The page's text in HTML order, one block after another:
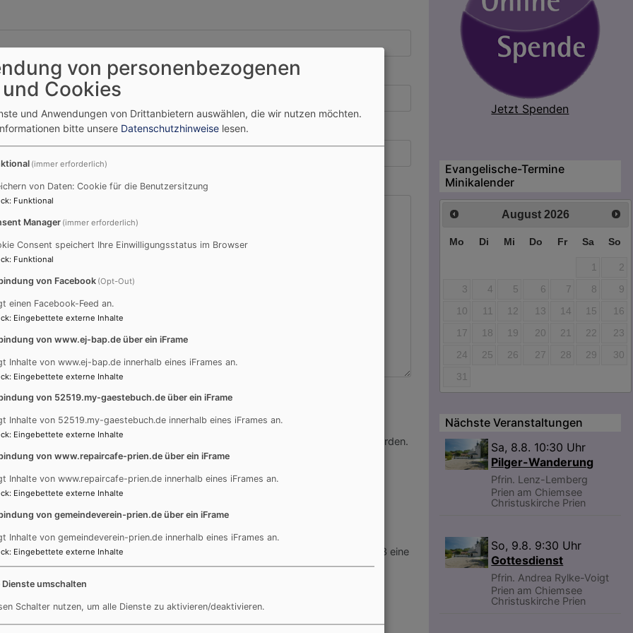
Nachricht keine Links oder Internetadressen an.
einverstanden, dass Ihre Daten zur Bearbeitung Ihres Anliegens verwendet werden.
und Widerrufshinweise finden Sie in der Datenschutzerklärung
1 =)
mathematische Aufgabe und geben das Ergebnis ein. z.B. Geben Sie für 1+3 eine
Vermeidung von Spam.
Jetzt Spenden
Evangelische-Termine
Minikalender
August 2026
Mo Di Mi Do Fr Sa So
1
2
3
4 5 6 7 8
9
10
11 12 13 14 15
16
17
18 19 20 21 22
23
24
25 26 27 28 29
30
31
Nächste Veranstaltungen
Sa, 8.8. 10:30 Uhr
Pilger-Wanderung
Pfrin. Lenz-Lemberg
Prien am Chiemsee
Christuskirche Prien
So, 9.8. 9:30 Uhr
Gottesdienst
Pfrin. Andrea Rylke-Voigt
Prien am Chiemsee
Christuskirche Prien
von personenbezogenen
Cookies
und Anwendungen von Drittanbietern auswählen, die wir nutzen möchten.
bitte unsere Datenschutzhinweise lesen.
(immer erforderlich)
von Daten: Cookie für die Benutzersitzung
: Funktional
Manager (immer erforderlich)
Consent speichert Ihre Einwilligungsstatus im Browser
: Funktional
von Facebook (Opt-Out)
einen Facebook-Feed an.
: Eingebettete externe Inhalte
von www.ej-bap.de über ein iFrame
Inhalte von www.ej-bap.de innerhalb eines iFrames an.
: Eingebettete externe Inhalte
von 52519.my-gaestebuch.de über ein iFrame
Inhalte von 52519.my-gaestebuch.de innerhalb eines iFrames an.
: Eingebettete externe Inhalte
von www.repaircafe-prien.de über ein iFrame
Inhalte von www.repaircafe-prien.de innerhalb eines iFrames an.
: Eingebettete externe Inhalte
von gemeindeverein-prien.de über ein iFrame
Inhalte von gemeindeverein-prien.de innerhalb eines iFrames an.
: Eingebettete externe Inhalte
Dienste umschalten
Schalter nutzen, um alle Dienste zu aktivieren/deaktivieren.